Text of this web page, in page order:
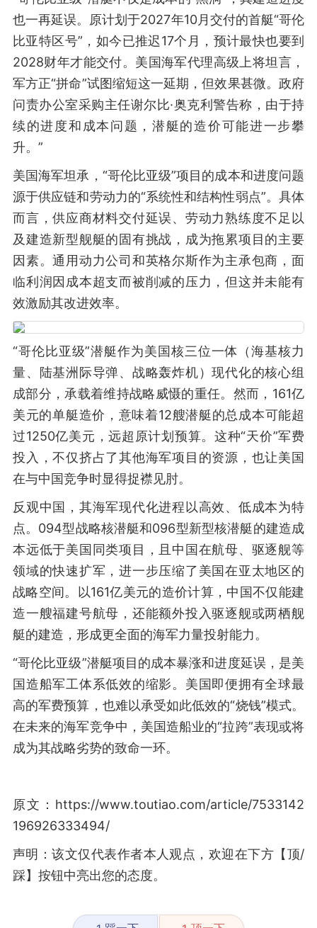
也一再延误。原计划于2027年10月交付的首艇“哥伦
比亚特区号”，如今已推迟17个月，预计最快也要到
2028财年才能交付。美国海军代理高级上将坦言，
军方正“拼命”试图缩短这一延期，但效果甚微。政府
问责办公室采购主任谢尔比·奥克利警告称，由于持
续的进度和成本问题，潜艇的造价可能进一步攀
升。”
美国海军坦承，“哥伦比亚级”项目的成本和进度问题
源于供应链和劳动力的“系统性和结构性弱点”。具体
而言，供应商材料交付延误、劳动力熟练度不足以
及建造新型舰艇的固有挑战，成为拖累项目的主要
因素。通用动力公司和英格尔斯作为主承包商，面
临利润因成本超支而被削减的压力，但这并未能有
效激励其改进效率。
“哥伦比亚级”潜艇作为美国核三位一体（海基核力
量、陆基洲际导弹、战略轰炸机）现代化的核心组
成部分，承载着维持战略威慑的重任。然而，161亿
美元的单艇造价，意味着12艘潜艇的总成本可能超
过1250亿美元，远超原计划预算。这种“天价”军费
投入，不仅挤占了其他海军项目的资源，也让美国
在与中国竞争时显得捉襟见肘。
反观中国，其海军现代化进程以高效、低成本为特
点。094型战略核潜艇和096型新型核潜艇的建造成
本远低于美国同类项目，且中国在航母、驱逐舰等
领域的快速扩军，进一步压缩了美国在亚太地区的
战略空间。以161亿美元的造价计算，中国不仅能建
造一艘福建号航母，还能额外投入驱逐舰或两栖舰
艇的建造，形成更全面的海军力量投射能力。
“哥伦比亚级”潜艇项目的成本暴涨和进度延误，是美
国造船军工体系低效的缩影。美国即便拥有全球最
高的军费预算，也难以承受如此低效的“烧钱”模式。
在未来的海军竞争中，美国造船业的“拉跨”表现或将
成为其战略劣势的致命一环。
原文：https://www.toutiao.com/article/7533142
196926333494/
声明：该文仅代表作者本人观点，欢迎在下方【顶/
踩】按钮中亮出您的态度。